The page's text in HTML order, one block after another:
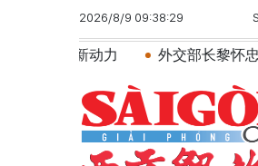
2026/8/9 09:38:29
外交部长黎怀忠：让东盟